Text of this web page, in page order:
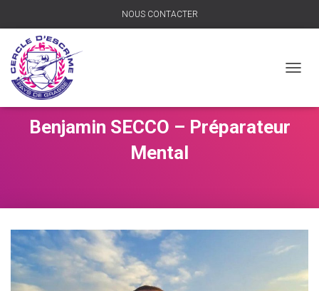
NOUS CONTACTER
P
V
Benjamin SECCO – Préparateur
Mental